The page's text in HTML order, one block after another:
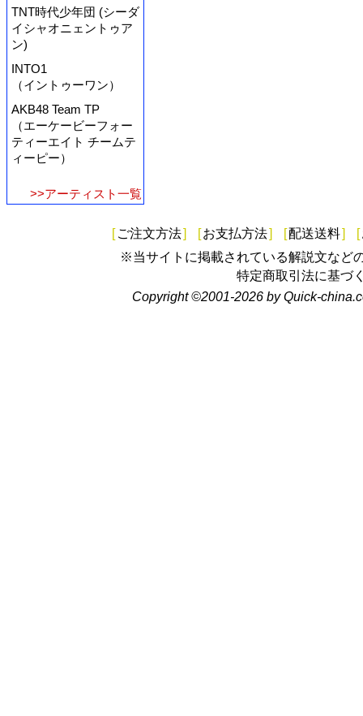
TNT時代少年団 (シーダ
イシャオニェントゥア
ン)
INTO1
（イントゥーワン）
AKB48 Team TP
（エーケービーフォー
ティーエイト チームテ
ィーピー）
>>アーティスト一覧
[ ご注文方法] [お支払方法] [配送送料] [
※当サイトに掲載されている解説文など
特定商取引法に基づ
Copyright ©2001-2026 by Quick-